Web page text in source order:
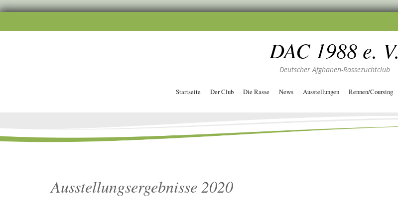
DAC 1988 e. V.
Deutscher Afghanen-Rassezuchtclub
Startseite Der Club Die Rasse News Ausstellungen Rennen/Coursing
Ausstellungsergebnisse 2020